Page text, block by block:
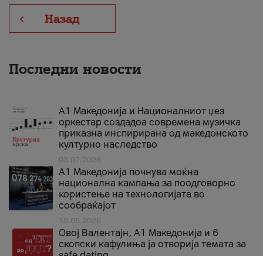
Назад
Последни новости
А1 Македонија и Националниот џез
оркестар создадоа современа музичка
приказна инспирирана од македонското
културно наследство
03.07.2026
A1 Македонија почнува моќна
национална кампања за поодговорно
користење на технологијата во
сообраќајот
18.05.2026
Овој Валентајн, A1 Македонија и 6
скопски кафулиња ја отворија темата за